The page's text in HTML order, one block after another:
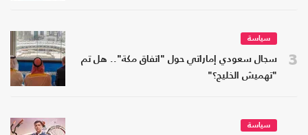
3
سياسة
سجال سعودي إماراتي حول "اتفاق مكة".. هل تم
"تهميش الخليج؟"
سياسة